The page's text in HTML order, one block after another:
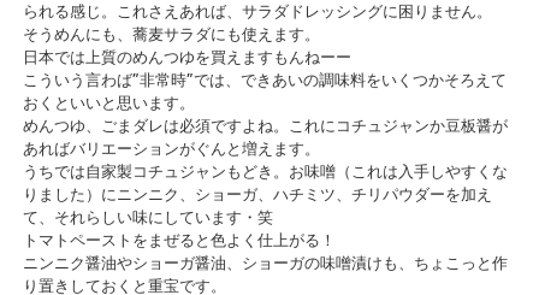
られる感じ。これさえあれば、サラダドレッシングに困りません。
そうめんにも、蕎麦サラダにも使えます。
日本では上質のめんつゆを買えますもんねーー
こういう言わば”非常時”では、できあいの調味料をいくつかそろえて
おくといいと思います。
めんつゆ、ごまダレは必須ですよね。これにコチュジャンか豆板醤が
あればバリエーションがぐんと増えます。
うちでは自家製コチュジャンもどき。お味噌（これは入手しやすくな
りました）にニンニク、ショーガ、ハチミツ、チリパウダーを加え
て、それらしい味にしています・笑
トマトペーストをまぜると色よく仕上がる！
ニンニク醤油やショーガ醤油、ショーガの味噌漬けも、ちょこっと作
り置きしておくと重宝です。